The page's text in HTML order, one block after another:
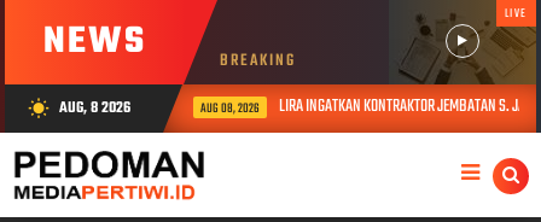
NEWS BREAKING
LIVE
wb_sunny AUG, 8 2026 AUG 08, 2026 LIRA INGATKAN KONTRAKTOR JEMBATAN S. JAMPU: UANG